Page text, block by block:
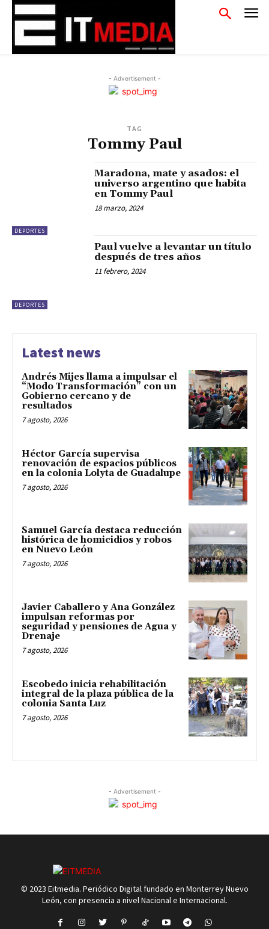
- Advertisement -
TAG
Tommy Paul
DEPORTES
Maradona, mate y asados: el
universo argentino que habita
en Tommy Paul
18 marzo, 2024
DEPORTES
Paul vuelve a levantar un título
después de tres años
11 febrero, 2024
Latest news
Andrés Mijes llama a impulsar el
“Modo Transformación” con un
Gobierno cercano y de
resultados
7 agosto, 2026
Héctor García supervisa
renovación de espacios públicos
en la colonia Lolyta de Guadalupe
7 agosto, 2026
Samuel García destaca reducción
histórica de homicidios y robos
en Nuevo León
7 agosto, 2026
Javier Caballero y Ana González
impulsan reformas por
seguridad y pensiones de Agua y
Drenaje
7 agosto, 2026
Escobedo inicia rehabilitación
integral de la plaza pública de la
colonia Santa Luz
7 agosto, 2026
- Advertisement -
© 2023 Eitmedia. Periódico Digital fundado en Monterrey Nuevo
León, con presencia a nivel Nacional e Internacional.